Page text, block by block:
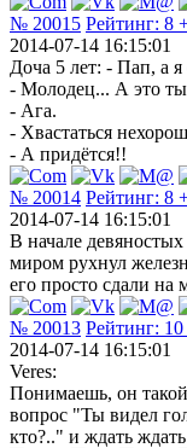
№ 20015 Рейтинг: 8
2014-07-14 16:15:01
Доча 5 лет: - Пап, а
- Молодец... А это ты
- Ага.
- Хвастаться
- А придётся!!
№ 20014 Рейтинг: 8
2014-07-14 16:15:01
В начале
миром рухнул
его просто сдали на
№ 20013 Рейтинг: 10
2014-07-14 16:15:01
Veres:
Понимаешь, он
вопрос "Ты видел
кто?.." и ждать